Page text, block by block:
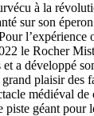
à la
sur son
l’expérience
le Rocher
a développé
plaisir des
médiéval de
piste géant